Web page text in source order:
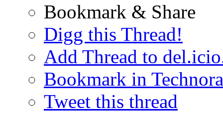
Bookmark & Share
Digg this Thread!
Add Thread to
Bookmark in
Tweet this thread